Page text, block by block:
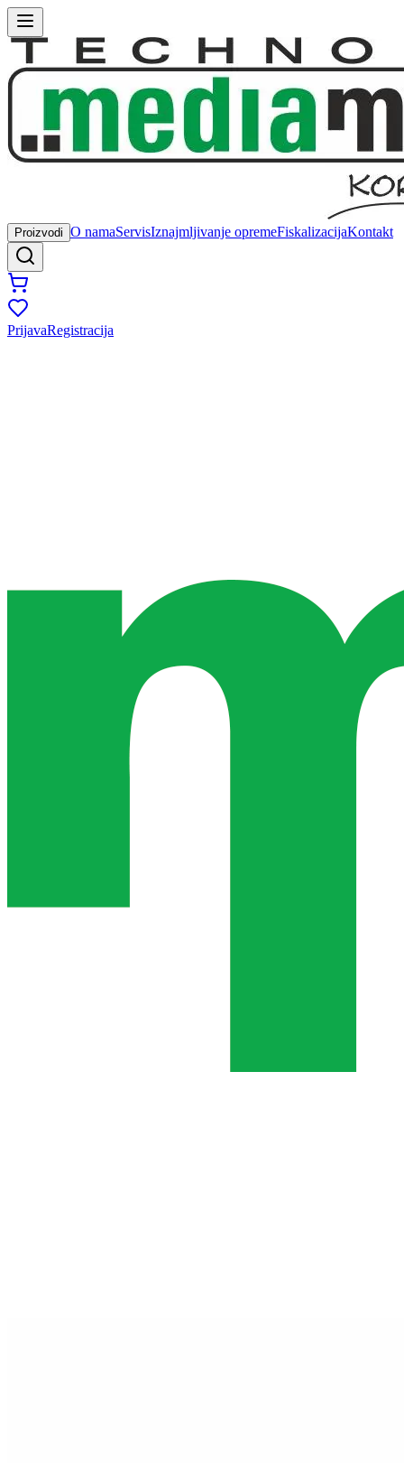
Proizvodi O namaServisIznajmljivanje opremeFiskalizacijaKontakt
PrijavaRegistracija